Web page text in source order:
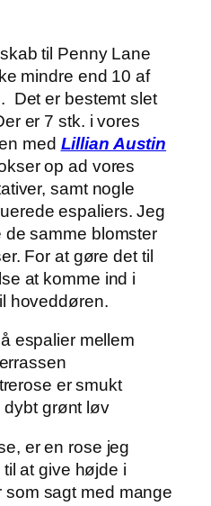
til Penny Lane
mindre end 10 af
Det er bestemt slet
er 7 stk. i vores
med Lillian Austin
op ad vores
samt nogle
espaliers. Jeg
de samme blomster
For at gøre det til
at komme ind i
hoveddøren.
er smukt
dybt grønt løv
er en rose jeg
at give højde i
sagt med mange